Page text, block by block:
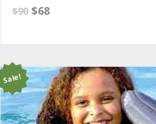
$90 Pierwotna
$90.
$68Aktualna
$68.
Sale!